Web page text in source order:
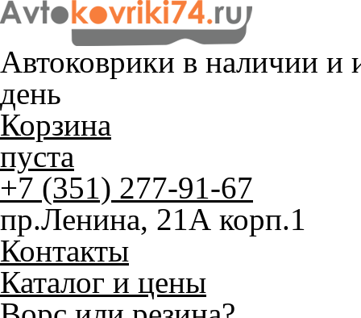
Автоковрики в наличии и
день
Корзина
пуста
+7 (351) 277-91-67
пр.Ленина, 21А корп.1
Контакты
Каталог и цены